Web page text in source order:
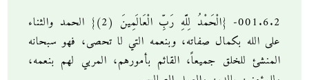
001.6.2- {الْحَمْدُ لِلَّهِ رَبِّ الْعَالَمِينَ (2)} الحمد والثناء
على الله بكمال صفاته، وبنعمه التي لا تحصى، فهو سبحانه
المنشئ للخلق جميعاً، القائم بأمورهم، المربي لهم بنعمه،